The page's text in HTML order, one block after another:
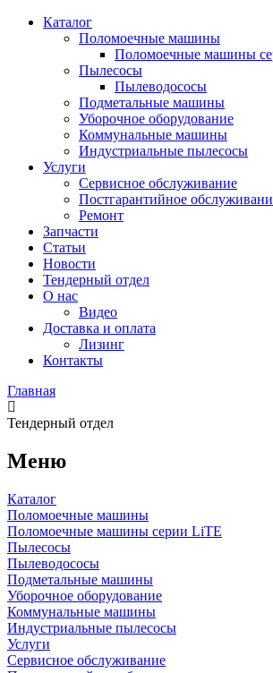
Каталог
Поломоечные машины
Поломоечные машины
Пылесосы
Пылеводососы
Подметальные машины
Уборочное оборудование
Коммунальные машины
Индустриальные пылесосы
Услуги
Сервисное обслуживание
Постгарантийное
Ремонт
Запчасти
Статьи
Новости
Тендерный отдел
О нас
Видео
Доставка и оплата
Лизинг
Контакты
Главная
Тендерный отдел
Меню
Каталог
Поломоечные машины
Поломоечные машины серии LiTE
Пылесосы
Пылеводососы
Подметальные машины
Уборочное оборудование
Коммунальные машины
Индустриальные пылесосы
Услуги
Сервисное обслуживание